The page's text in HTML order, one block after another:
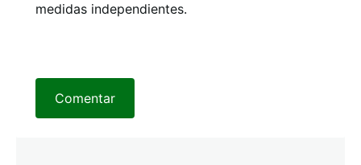
medidas independientes.
Comentar